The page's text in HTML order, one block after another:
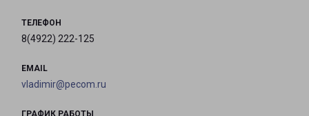
ТЕЛЕФОН
8(4922) 222-125
EMAIL
vladimir@pecom.ru